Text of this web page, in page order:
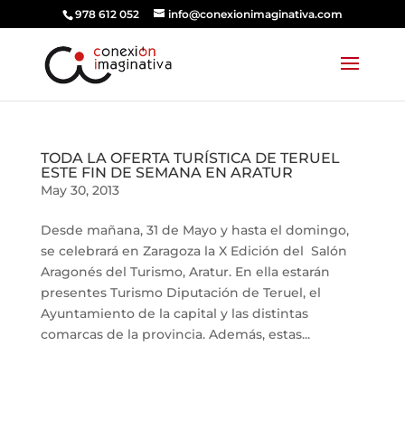
978 612 052 info@conexionimaginativa.com
TODA LA OFERTA TURÍSTICA DE TERUEL
ESTE FIN DE SEMANA EN ARATUR
May 30, 2013
Desde mañana, 31 de Mayo y hasta el domingo,
se celebrará en Zaragoza la X Edición del Salón
Aragonés del Turismo, Aratur. En ella estarán
presentes Turismo Diputación de Teruel, el
Ayuntamiento de la capital y las distintas
comarcas de la provincia. Además, estas...